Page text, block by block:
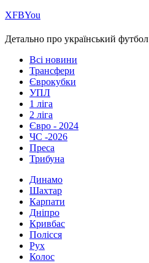
ХFBYou
Детально про український футбол
Всі новини
Трансфери
Єврокубки
УПЛ
1 ліга
2 ліга
Євро - 2024
ЧС -2026
Преса
Трибуна
Динамо
Шахтар
Карпати
Дніпро
Кривбас
Полісся
Рух
Колос